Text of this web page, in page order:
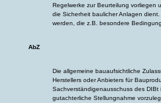
Regelwerke zur Beurteilung vorliegen
die Sicherheit baulicher Anlagen
werden, die z.B. besondere
AbZ
Die allgemeine bauaufsichtliche
Herstellers oder Anbieters für
Sachverständigenausschuss des
gutachterliche Stellungnahme